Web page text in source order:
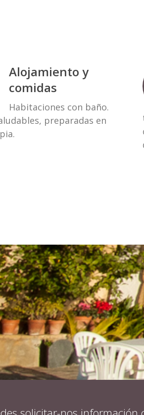
Alojamiento y
comidas
Habitaciones con baño.
preparadas en